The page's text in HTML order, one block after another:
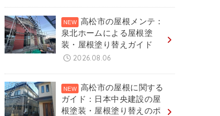
高松市の屋根メンテ：
泉北ホームによる屋根塗
装・屋根塗り替えガイド
2026.08.06
高松市の屋根に関する
ガイド：日本中央建設の屋
根塗装・屋根塗り替えのポ